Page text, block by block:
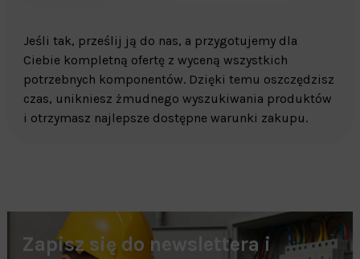
Jeśli tak, prześlij ją do nas, a przygotujemy dla
Ciebie kompletną ofertę z wyceną wszystkich
potrzebnych komponentów. Dzięki temu oszczędzisz
czas, unikniesz żmudnego wyszukiwania produktów
i otrzymasz najlepsze dostępne warunki zakupu.
Zapisz się do newslettera i